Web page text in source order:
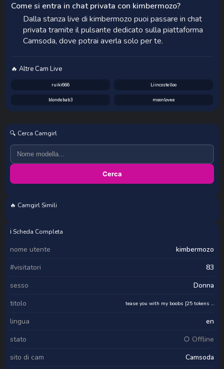
Come si entra in chat privata con kimbermozo?
Dalla stanza live di kimbermozo puoi passare in chat
privata tramite il pulsante dedicato sulla piattaforma
Camsoda, dove potrai averla solo per te.
🔥 Altre Cam Live
ruiki666 Liincostelloo
blondebab3 moonlovee
🔍 Cerca Camgirl
Cerca
🔥 Camgirl Simili
ℹ️ Scheda Completa
nome utente
kimbermozo
#visitatori
83
sesso
Donna
titolo
tease you with my boobs [25 tokens ...
lingua
en
stato
○ Offline
sito di cam
Camsoda